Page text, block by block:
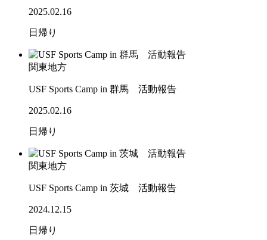
2025.02.16
日帰り
関東地方
USF Sports Camp in 群馬 活動報告
2025.02.16
日帰り
関東地方
USF Sports Camp in 茨城 活動報告
2024.12.15
日帰り